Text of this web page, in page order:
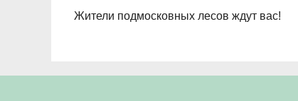
Жители подмосковных лесов ждут вас!